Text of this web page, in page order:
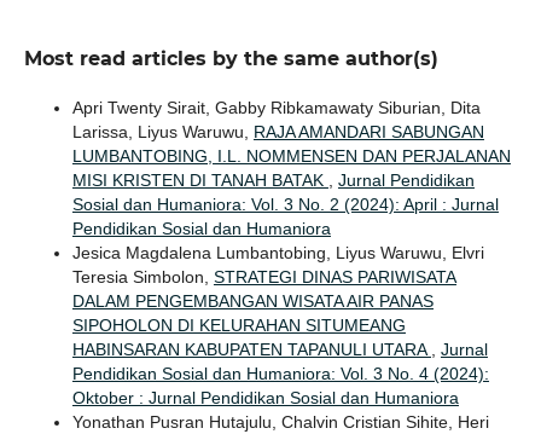
Most read articles by the same author(s)
Apri Twenty Sirait, Gabby Ribkamawaty Siburian, Dita
Larissa, Liyus Waruwu, RAJA AMANDARI SABUNGAN
LUMBANTOBING, I.L. NOMMENSEN DAN PERJALANAN
MISI KRISTEN DI TANAH BATAK
Jurnal Pendidikan
Sosial dan Humaniora: Vol. 3 No. 2 (2024): April : Jurnal
Pendidikan Sosial dan Humaniora
Jesica Magdalena Lumbantobing, Liyus Waruwu, Elvri
Teresia Simbolon, STRATEGI DINAS PARIWISATA
DALAM PENGEMBANGAN WISATA AIR PANAS
SIPOHOLON DI KELURAHAN SITUMEANG
HABINSARAN KABUPATEN TAPANULI UTARA
Jurnal
Pendidikan Sosial dan Humaniora: Vol. 3 No. 4 (2024):
Oktober : Jurnal Pendidikan Sosial dan Humaniora
Yonathan Pusran Hutajulu, Chalvin Cristian Sihite, Heri